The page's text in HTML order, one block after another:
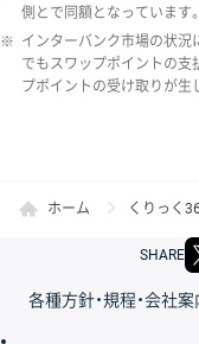
側とで同額となっています。
※ インターバンク市場の状況
でもスワップポイントの支
プポイントの受け取りが生
ホーム くりっく
SHARE
各種方針・規程・会社案